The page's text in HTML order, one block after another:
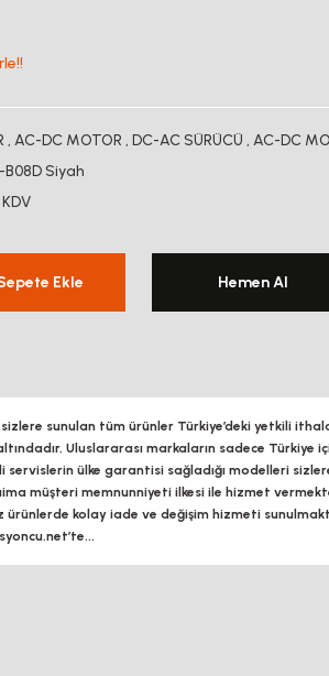
, AC-DC MOTOR , DC-AC SÜRÜCÜ , AC-DC
B08D Siyah
Ekle Hemen Al
sunulan tüm ürünler Türkiye’deki yetkili
Uluslararası markaların sadece Türkiye
ülke garantisi sağladığı modelleri
müşteri memnunniyeti ilkesi ile hizmet
ürünlerde kolay iade ve değişim hizmeti